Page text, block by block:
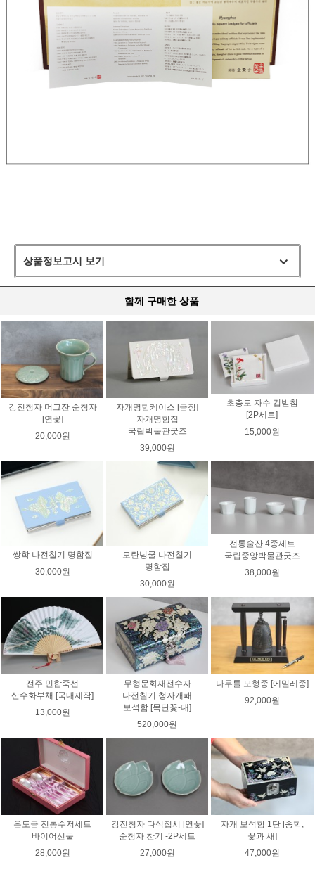
상품정보고시 보기
함께 구매한 상품
강진청자 머그잔 순청자
[연꽃]
20,000원
자개명함케이스 [금장]
자개명함집
국립박물관굿즈
39,000원
초충도 자수 컵받침
[2P세트]
15,000원
쌍학 나전칠기 명함집
30,000원
모란넝쿨 나전칠기
명함집
30,000원
전통술잔 4종세트
국립중앙박물관굿즈
38,000원
전주 민합죽선
산수화부채 [국내제작]
13,000원
무형문화재전수자
나전칠기 청자개패
보석함 [목단꽃-대]
520,000원
나무틀 모형종 [에밀레종]
92,000원
은도금 전통수저세트
바이어선물
28,000원
강진청자 다식접시 [연꽃]
순청자 찬기 -2P세트
27,000원
자개 보석함 1단 [송학,
꽃과 새]
47,000원